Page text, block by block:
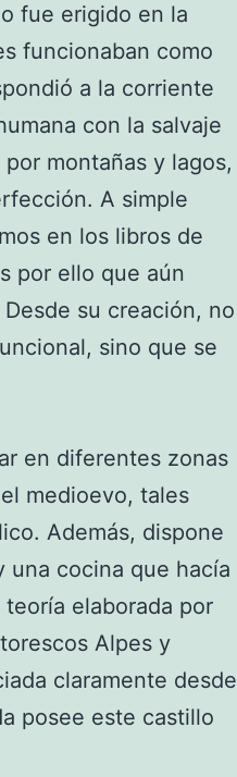
fue erigido en la
funcionaban como
a la corriente
con la salvaje
montañas y lagos,
A simple
en los libros de
por ello que aún
su creación, no
sino que se
en diferentes zonas
medioevo, tales
Además, dispone
una cocina que hacía
elaborada por
Alpes y
claramente desde
posee este castillo